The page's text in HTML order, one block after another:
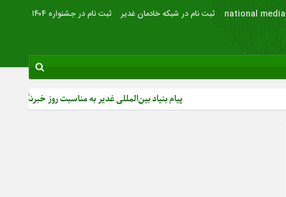
national media ثبت نام در شبکه خادمان غدیر ثبت نام در جشنواره ۱۴۰۴
پیام بنیاد بین‌المللی غدیر به مناسبت روز خبرنگار ویدئو | دکتر